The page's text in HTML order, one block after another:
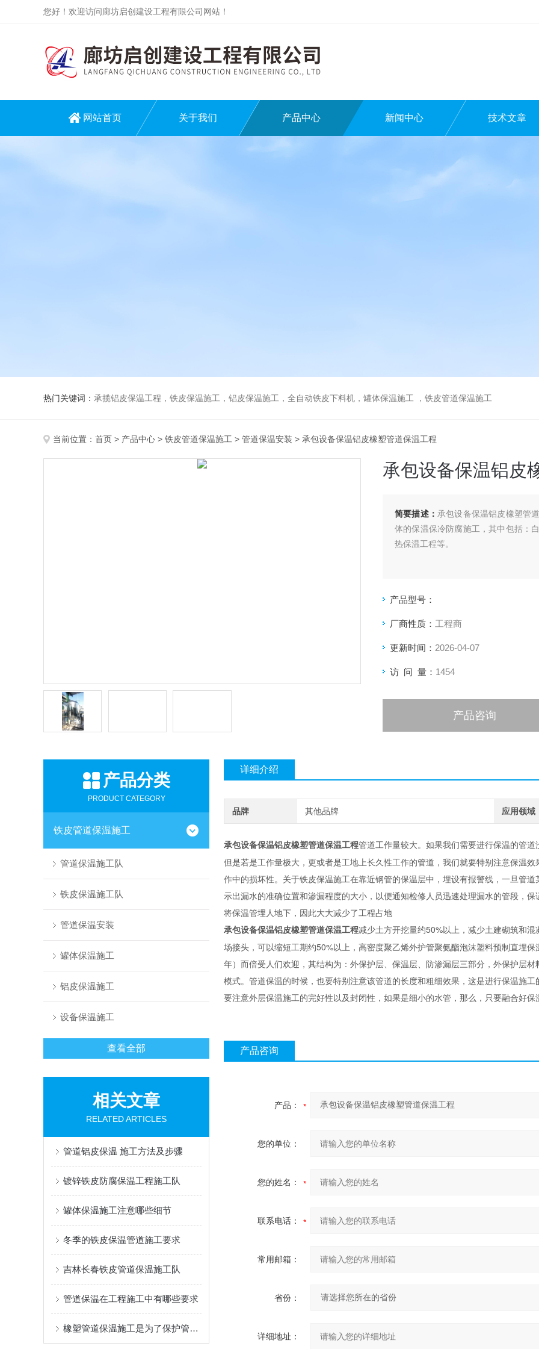
您好！欢迎访问廊坊启创建设工程有限公司网站！
网站首页 关于我们 产品中心 新闻中心 技术文章
热门关键词： 承揽铝皮保温工程，铁皮保温施工，铝皮保温施工，全自动铁皮下料机，罐体保温施工 ，铁皮管道保温施工
当前位置： 首页 > 产品中心 > 铁皮管道保温施工 > 管道保温安装 > 承包设备保温铝皮橡塑管道保温工程
承包设备保温铝皮
简要描述： 承包设备保温铝皮橡塑管
体的保温保冷防腐施工，其中包括：
热保温工程等。
产品型号：
厂商性质： 工程商
更新时间： 2026-04-07
访 问 量： 1454
产品咨询
产品分类
PRODUCT CATEGORY
铁皮管道保温施工
管道保温施工队
铁皮保温施工队
管道保温安装
罐体保温施工
铝皮保温施工
设备保温施工
查看全部
相关文章
RELATED ARTICLES
管道铝皮保温 施工方法及步骤
镀锌铁皮防腐保温工程施工队
罐体保温施工注意哪些细节
冬季的铁皮保温管道施工要求
吉林长春铁皮管道保温施工队
管道保温在工程施工中有哪些要求
橡塑管道保温施工是为了保护管道不受外界气温的影响
详细介绍
品牌 其他品牌 应用领域
承包设备保温铝皮橡塑管道保温工程管道工作量较大。如果我们需要进行保温的管
但是若是工作量极大，更或者是工地上长久性工作的管道，我们就要特别注意保温
作中的损坏性。关于铁皮保温施工在靠近钢管的保温层中，埋设有报警线，一旦管
示出漏水的准确位置和渗漏程度的大小，以便通知检修人员迅速处理漏水的管段，
将保温管埋人地下，因此大大减少了工程占地
承包设备保温铝皮橡塑管道保温工程减少土方开挖量约50%以上，减少土建砌筑和
场接头，可以缩短工期约50%以上，高密度聚乙烯外护管聚氨酯泡沫塑料预制直埋
年）而倍受人们欢迎，其结构为：外保护层、保温层、防渗漏层三部分，外保护层
模式。管道保温的时候，也要特别注意该管道的长度和粗细效果，这是进行保温施
要注意外层保温施工的完好性以及封闭性，如果是细小的水管，那么，只要融合好保
产品咨询
产品：
您的单位：
您的姓名：
联系电话：
常用邮箱：
省份：
详细地址：